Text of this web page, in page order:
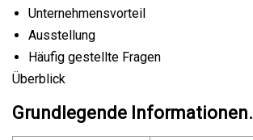
Unternehmensvorteil
Ausstellung
Häufig gestellte Fragen
Überblick
Grundlegende Informationen.